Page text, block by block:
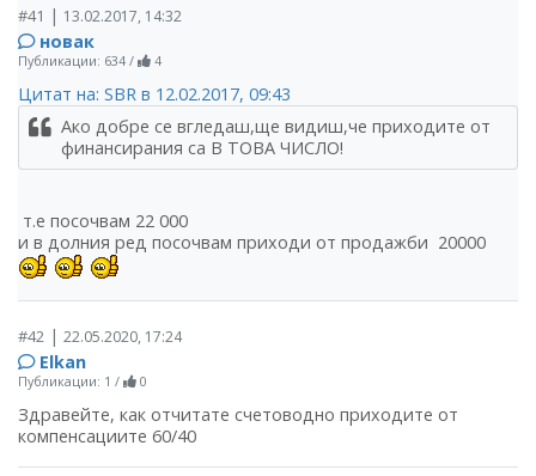
#41 | 13.02.2017, 14:32
новак
Публикации: 634 / 4
Цитат на: SBR в 12.02.2017, 09:43
Ако добре се вгледаш,ще видиш,че приходите от
финансирания са В ТОВА ЧИСЛО!
т.е посочвам 22 000
и в долния ред посочвам приходи от продажби 20000
#42 | 22.05.2020, 17:24
Elkan
Публикации: 1 / 0
Здравейте, как отчитате счетоводно приходите от
компенсациите 60/40